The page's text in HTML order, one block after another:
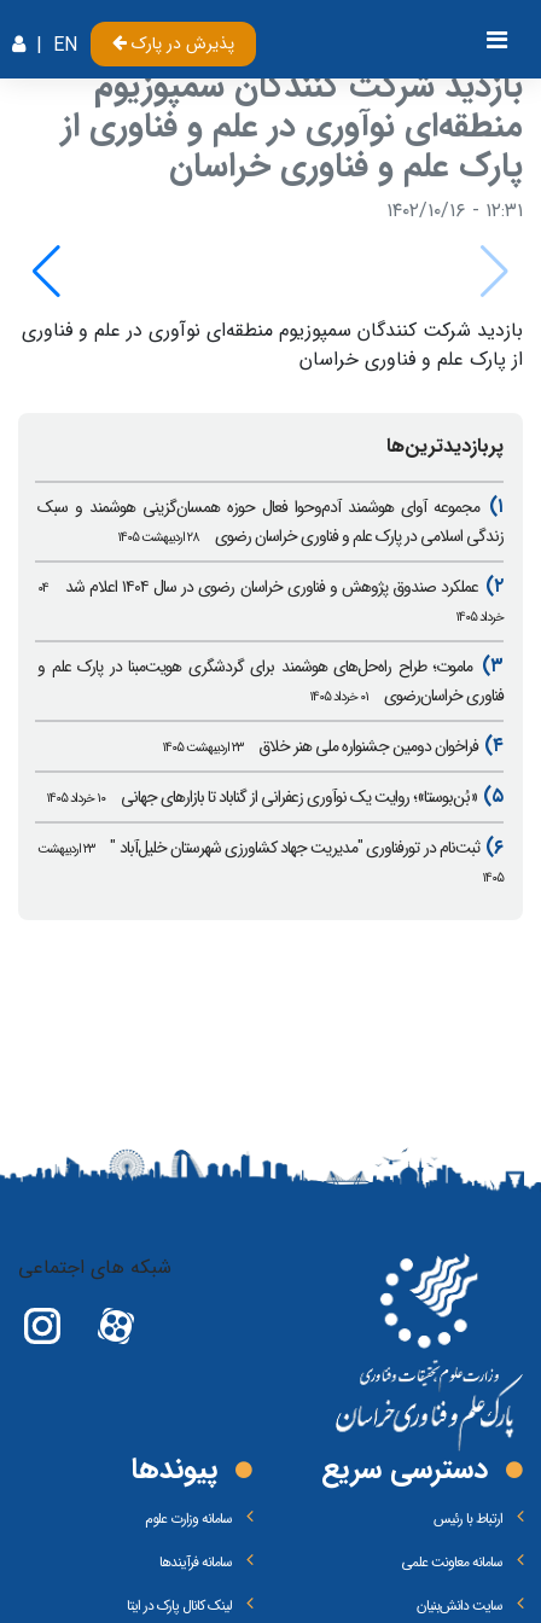
EN
| پذیرش در پارک
بازدید شرکت کنندگان سمپوزیوم
منطقه‌ای نوآوری در علم و فناوری از
پارک علم و فناوری خراسان
۱۲:۳۱ - ۱۴۰۲/۱۰/۱۶
بازدید شرکت کنندگان سمپوزیوم منطقه‌ای نوآوری در علم و فناوری
از پارک علم و فناوری خراسان
پربازدیدترین‌ها
۱)
مجموعه آوای هوشمند آدم‌وحوا فعال حوزه همسان‌گزینی هوشمند و سبک
زندگی اسلامی در پارک علم و فناوری خراسان رضوی
۲۸ اردیبهشت ۱۴۰۵
۲) عملکرد صندوق پژوهش و فناوری خراسان رضوی در سال ۱۴۰۴ اعلام شد
۰۴
خرداد ۱۴۰۵
۳)
ماموت؛ طراح راه‌حل‌های هوشمند برای گردشگری هویت‌مبنا در پارک علم و
فناوری خراسان‌رضوی
۰۱ خرداد ۱۴۰۵
۴) فراخوان دومین جشنواره ملی هنر خلاق ۲۳ اردیبهشت ۱۴۰۵
۵) «بُن‌بوستا»؛ روایت یک نوآوری زعفرانی از گناباد تا بازارهای جهانی ۱۰ خرداد ۱۴۰۵
۶) ثبت‌نام در تورفناوری "مدیریت جهاد کشاورزی شهرستان خلیل‌آباد "
۲۳ اردیبهشت
۱۴۰۵
شبکه های اجتماعی
دسترسی سریع
ارتباط با رئیس
سامانه معاونت علمی
سایت دانش‌بنیان
پیوند‌ها
سامانه وزارت علوم
سامانه فرآیندها
لینک کانال پارک در ایتا